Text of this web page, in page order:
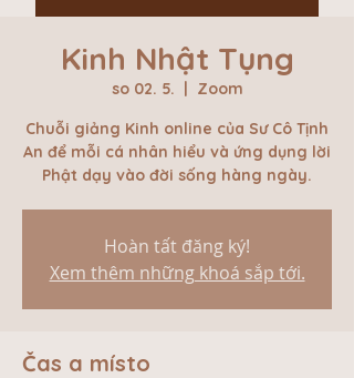
Kinh Nhật Tụng
so 02. 5.
  |
Zoom
Chuỗi giảng Kinh online của Sư Cô Tịnh
An để mỗi cá nhân hiểu và ứng dụng lời
Phật dạy vào đời sống hàng ngày.
Hoàn tất đăng ký!
Xem thêm những khoá sắp tới.
Čas a místo